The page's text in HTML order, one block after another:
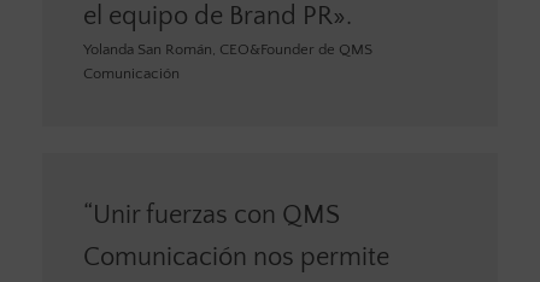
el equipo de Brand PR».
Yolanda San Román, CEO&Founder de QMS
Comunicación
“Unir fuerzas con QMS
Comunicación nos permite